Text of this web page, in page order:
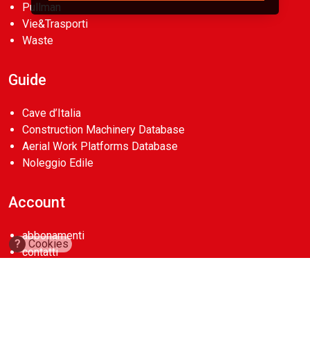
Pullman
Vie&Trasporti
Waste
Guide
Cave d’Italia
Construction Machinery Database
Aerial Work Platforms Database
Noleggio Edile
Account
abbonamenti
contatti
? Cookies